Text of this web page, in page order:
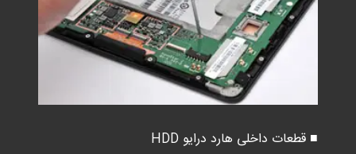
■ قطعات داخلی هارد درایو HDD